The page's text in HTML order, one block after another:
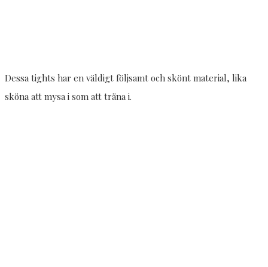
Dessa tights har en väldigt följsamt och skönt material, lika
sköna att mysa i som att träna i.